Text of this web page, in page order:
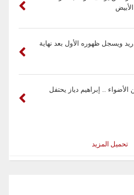
ويسجل ظهوره الأول بعد نهاية
.. إبراهيم دياز يحتفل
تحميل المزيد